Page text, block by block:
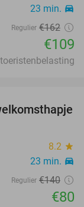
23 min. directions_car
Regulier €162
€109
43%
8.2 star
23 min. directions_car
Regulier €140
€80